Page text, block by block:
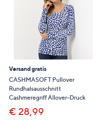
Versand gratis
CASHMASOFT Pullover
Rundhalsausschnitt
Cashmeregriff Allover-Druck
€ 28,99